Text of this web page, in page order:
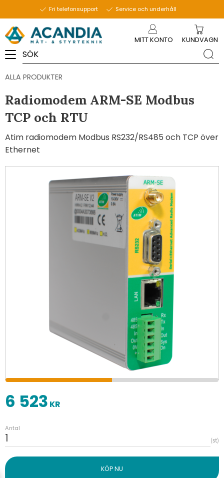
Fri telefonsupport Service och underhåll
MITT KONTO KUNDVAGN
ALLA PRODUKTER
Radiomodem ARM-SE Modbus
TCP och RTU
Atim radiomodem Modbus RS232/RS485 och TCP över
Ethernet
6 523 KR
Antal
st